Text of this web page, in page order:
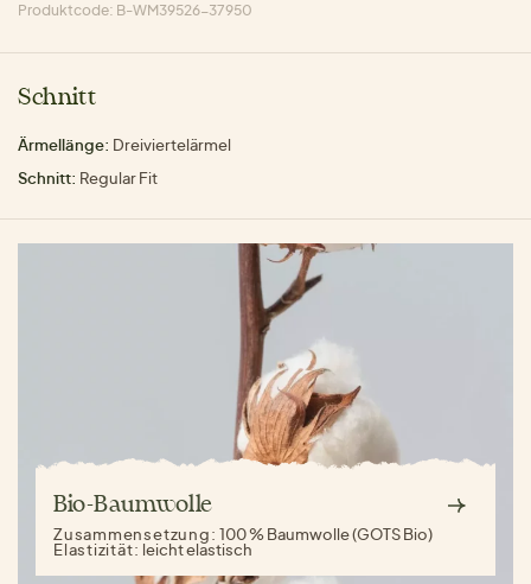
Produktcode: B-WM39526-37950
Schnitt
Ärmellänge: Dreiviertelärmel
Schnitt: Regular Fit
Bio-Baumwolle
Zusammensetzung:100 % Baumwolle (GOTS Bio)
Elastizität: leicht elastisch